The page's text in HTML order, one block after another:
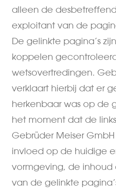
alleen de
exploitant van de
De gelinkte pagina’s
koppelen
wetsovertredingen.
verklaart hierbij dat er
herkenbaar was op de
het moment dat de
Gebrüder Meiser
invloed op de huidige
vormgeving, de
van de gelinkte